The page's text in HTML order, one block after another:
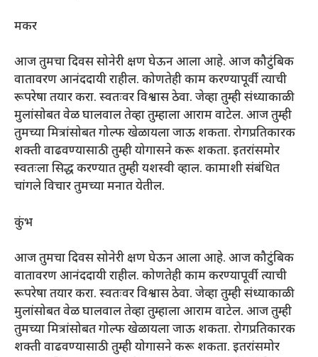
मकर
आज तुमचा दिवस सोनेरी क्षण घेऊन आला आहे. आज कौटुंबिक
वातावरण आनंददायी राहील. कोणतेही काम करण्यापूर्वी त्याची
रूपरेषा तयार करा. स्वतःवर विश्वास ठेवा. जेव्हा तुम्ही संध्याकाळी
मुलांसोबत वेळ घालवाल तेव्हा तुम्हाला आराम वाटेल. आज तुम्ही
तुमच्या मित्रांसोबत गोल्फ खेळायला जाऊ शकता. रोगप्रतिकारक
शक्ती वाढवण्यासाठी तुम्ही योगासने करू शकता. इतरांसमोर
स्वतःला सिद्ध करण्यात तुम्ही यशस्वी व्हाल. कामाशी संबंधित
चांगले विचार तुमच्या मनात येतील.
कुंभ
आज तुमचा दिवस सोनेरी क्षण घेऊन आला आहे. आज कौटुंबिक
वातावरण आनंददायी राहील. कोणतेही काम करण्यापूर्वी त्याची
रूपरेषा तयार करा. स्वतःवर विश्वास ठेवा. जेव्हा तुम्ही संध्याकाळी
मुलांसोबत वेळ घालवाल तेव्हा तुम्हाला आराम वाटेल. आज तुम्ही
तुमच्या मित्रांसोबत गोल्फ खेळायला जाऊ शकता. रोगप्रतिकारक
शक्ती वाढवण्यासाठी तुम्ही योगासने करू शकता. इतरांसमोर